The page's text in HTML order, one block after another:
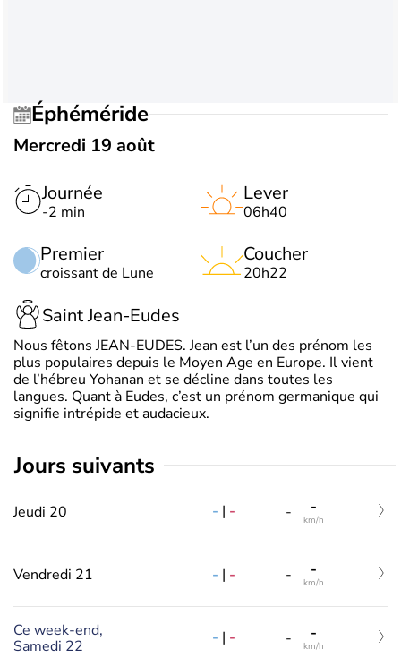
Éphéméride
Mercredi 19 août
Journée
-2 min
Premier
croissant de Lune
Lever
06h40
Coucher
20h22
Saint Jean-Eudes
Nous fêtons JEAN-EUDES. Jean est l’un des prénom les
plus populaires depuis le Moyen Age en Europe. Il vient
de l’hébreu Yohanan et se décline dans toutes les
langues. Quant à Eudes, c’est un prénom germanique qui
signifie intrépide et audacieux.
jours suivants
Jeudi 20 - | - - -
km/h
Vendredi 21 - | - - -
km/h
Ce week-end,
Samedi 22
- | - - -
km/h